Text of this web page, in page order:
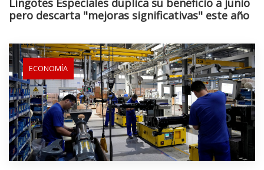
Lingotes Especiales duplica su beneficio a junio
pero descarta "mejoras significativas" este año
ECONOMÍA